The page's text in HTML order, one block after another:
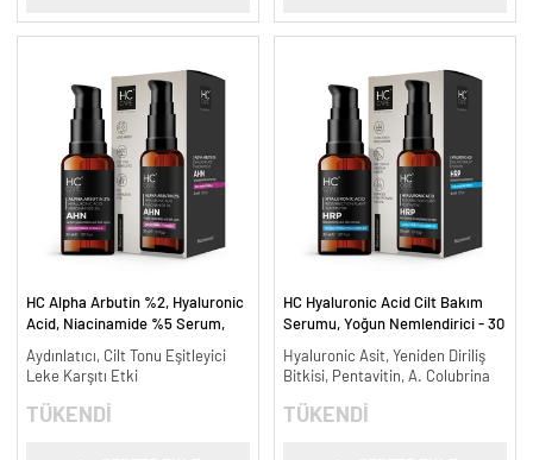
HC Alpha Arbutin %2, Hyaluronic
Acid, Niacinamide %5 Serum,
ml.
Aydınlatıcı, Cilt Tonu Eşitleyici
Leke Karşıtı Etki
TÜKENDİ
HC Hyaluronic Acid Cilt Bakım
Serumu, Yoğun Nemlendirici - 30
Hyaluronic Asit, Yeniden Diriliş
Bitkisi, Pentavitin, A. Colubrina
TÜKENDİ